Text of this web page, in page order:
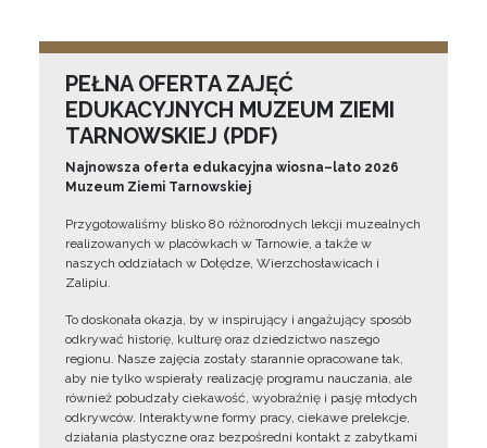
PEŁNA OFERTA ZAJĘĆ
EDUKACYJNYCH MUZEUM ZIEMI
TARNOWSKIEJ (PDF)
Najnowsza oferta edukacyjna wiosna–lato 2026
Muzeum Ziemi Tarnowskiej
Przygotowaliśmy blisko 80 różnorodnych lekcji muzealnych
realizowanych w placówkach w Tarnowie, a także w
naszych oddziałach w Dołędze, Wierzchosławicach i
Zalipiu.
To doskonała okazja, by w inspirujący i angażujący sposób
odkrywać historię, kulturę oraz dziedzictwo naszego
regionu. Nasze zajęcia zostały starannie opracowane tak,
aby nie tylko wspierały realizację programu nauczania, ale
również pobudzały ciekawość, wyobraźnię i pasję młodych
odkrywców. Interaktywne formy pracy, ciekawe prelekcje,
działania plastyczne oraz bezpośredni kontakt z zabytkami